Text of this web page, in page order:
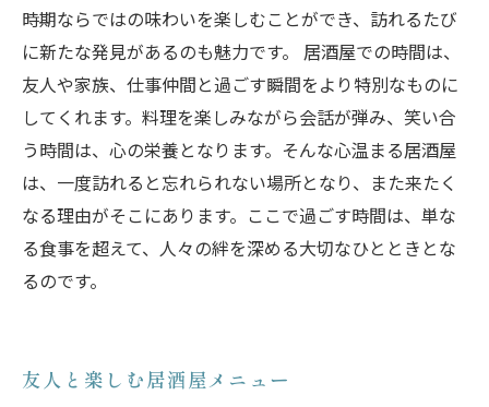
時期ならではの味わいを楽しむことができ、訪れるたび
に新たな発見があるのも魅力です。 居酒屋での時間は、
友人や家族、仕事仲間と過ごす瞬間をより特別なものに
してくれます。料理を楽しみながら会話が弾み、笑い合
う時間は、心の栄養となります。そんな心温まる居酒屋
は、一度訪れると忘れられない場所となり、また来たく
なる理由がそこにあります。ここで過ごす時間は、単な
る食事を超えて、人々の絆を深める大切なひとときとな
るのです。
友人と楽しむ居酒屋メニュー